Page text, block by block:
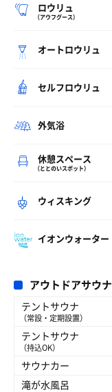
ロウリュ
（アウフグース）
オートロウリュ
セルフロウリュ
外気浴
休憩スペース
（ととのいスポット）
ウィスキング
イオンウォーター
アウトドアサウナ
テントサウナ
（常設・定期設置）
テントサウナ
（持込OK）
サウナカー
滝が水風呂